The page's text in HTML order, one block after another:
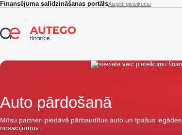
Skip to main content
Finansējuma salīdzināšanas portālsAizpildi pieteikumu
Auto pārdošanā
Mūsu partneri piedāvā pārbaudītus auto un īpašus iegādes
nosacījumus.